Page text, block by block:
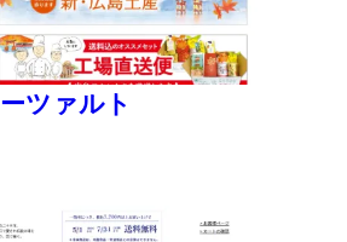
ツァルト